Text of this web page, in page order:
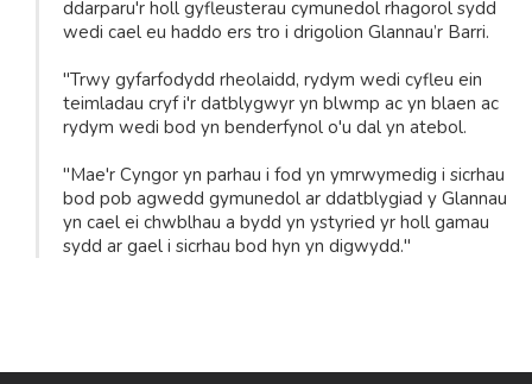
ddarparu'r holl gyfleusterau cymunedol rhagorol sydd
wedi cael eu haddo ers tro i drigolion Glannau’r Barri.
"Trwy gyfarfodydd rheolaidd, rydym wedi cyfleu ein
teimladau cryf i'r datblygwyr yn blwmp ac yn blaen ac
rydym wedi bod yn benderfynol o'u dal yn atebol.
"Mae'r Cyngor yn parhau i fod yn ymrwymedig i sicrhau
bod pob agwedd gymunedol ar ddatblygiad y Glannau
yn cael ei chwblhau a bydd yn ystyried yr holl gamau
sydd ar gael i sicrhau bod hyn yn digwydd."